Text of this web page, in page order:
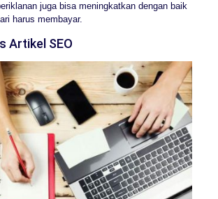
juga bisa meningkatkan dengan baik
harus membayar.
Artikel SEO